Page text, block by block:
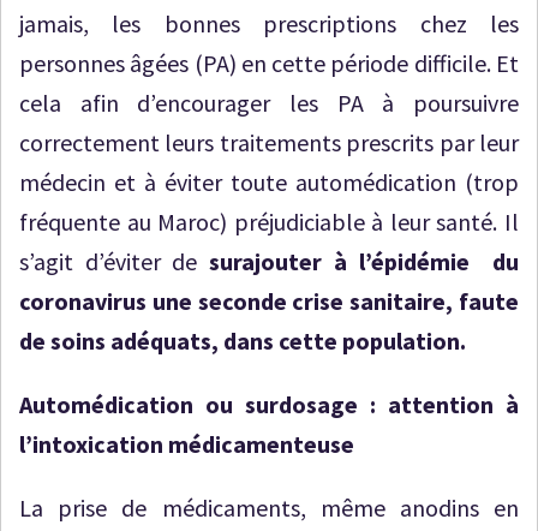
jamais, les bonnes prescriptions chez les
personnes âgées (PA) en cette période difficile. Et
cela afin d’encourager les PA à poursuivre
correctement leurs traitements prescrits par leur
médecin et à éviter toute automédication (trop
fréquente au Maroc) préjudiciable à leur santé. Il
s’agit d’éviter desurajouter à l’épidémie du
coronavirus une seconde crise sanitaire, faute
de soins adéquats, dans cette population.
Automédication ou surdosage : attention à
l’intoxication médicamenteuse
La prise de médicaments, même anodins en